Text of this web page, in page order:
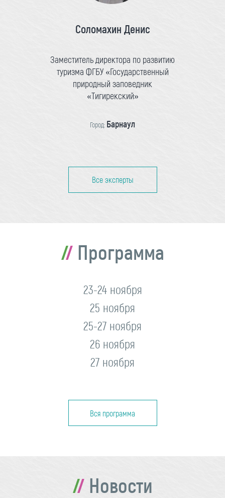
Соломахин Денис
Заместитель директора по развитию
туризма ФГБУ «Государственный
природный заповедник
«Тигирекский»
Город: Барнаул
Все эксперты
Программа
23-24 ноября
25 ноября
25-27 ноября
26 ноября
27 ноября
Вся программа
Новости